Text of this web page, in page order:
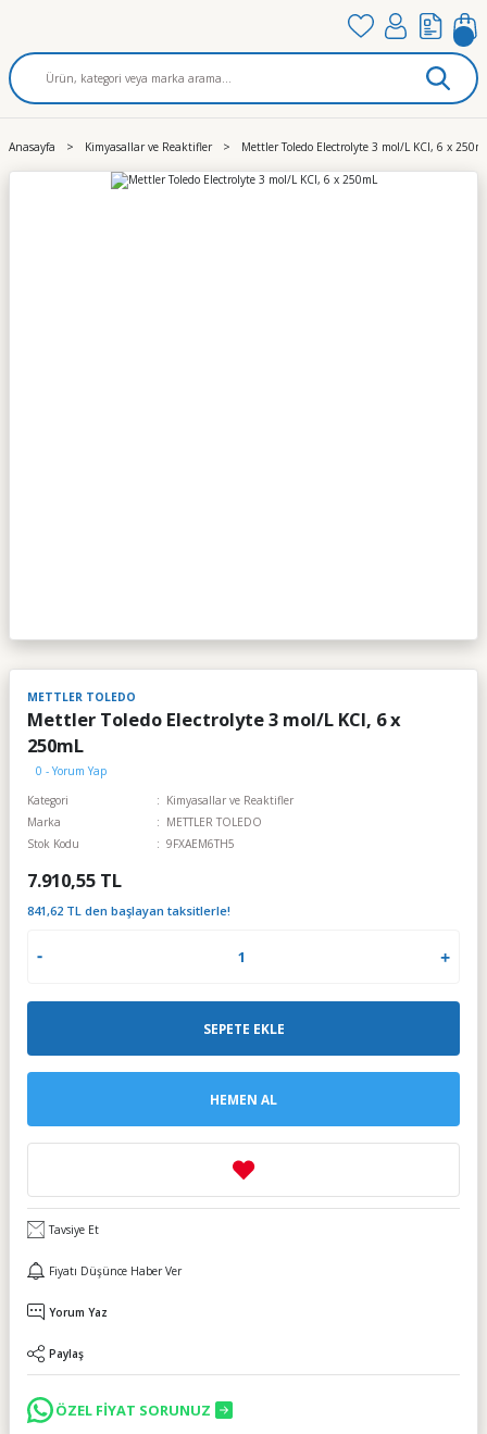
Anasayfa Kimyasallar ve Reaktifler Mettler Toledo Electrolyte 3 mol/L KCl, 6 x
METTLER TOLEDO
Mettler Toledo Electrolyte 3 mol/L KCl, 6 x
250mL
0 - Yorum Yap
Kategori
Kimyasallar ve Reaktifler
Marka
METTLER TOLEDO
Stok Kodu
9FXAEM6TH5
7.910,55 TL
841,62 TL den başlayan taksitlerle!
SEPETE EKLE
HEMEN AL
Tavsiye Et
Fiyatı Düşünce Haber Ver
Yorum Yaz
Paylaş
ÖZEL FİYAT SORUNUZ